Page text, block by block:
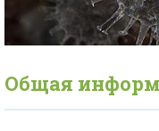
Общая